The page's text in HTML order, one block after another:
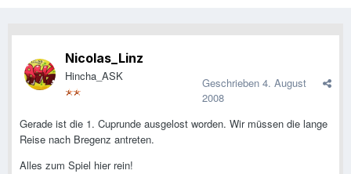
Nicolas_Linz
Hincha_ASK Geschrieben 4. August
2008
Gerade ist die 1. Cuprunde ausgelost worden. Wir müssen die lange
Reise nach Bregenz antreten.
Alles zum Spiel hier rein!